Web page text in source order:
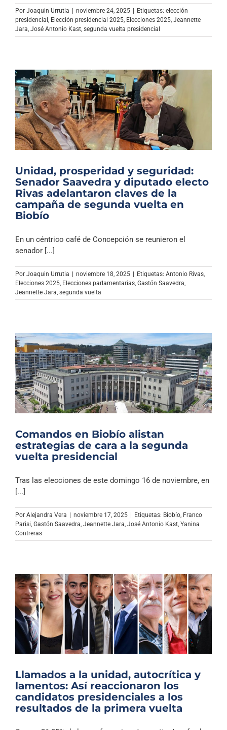
Por Joaquin Urrutia noviembre 24, 2025 Etiquetas: elección
presidencial , Elección presidencial 2025, Elecciones 2025, Jeannette
Jara, José Antonio Kast, segunda vuelta presidencial
Unidad, prosperidad y seguridad:
Senador Saavedra y diputado electo
Rivas adelantaron claves de la
campaña de segunda vuelta en
Biobío
En un céntrico café de Concepción se reunieron el
senador [...]
Por Joaquin Urrutia | noviembre 18, 2025 | Etiquetas: Antonio Rivas
Elecciones 2025 Elecciones parlamentarias Gastón Saavedra
Jeannette Jara segunda vuelta
Comandos en Biobío alistan
estrategias de cara a la segunda
vuelta presidencial
Tras las elecciones de este domingo 16 de noviembre, en
[...]
Por Alejandra Vera | noviembre 17, 2025 | Etiquetas: Biobío Franco
Parisi Gastón Saavedra Jeannette Jara José Antonio Kast Yanina
Contreras
Llamados a la unidad, autocrítica y
lamentos: Así reaccionaron los
candidatos presidenciales a los
resultados de la primera vuelta